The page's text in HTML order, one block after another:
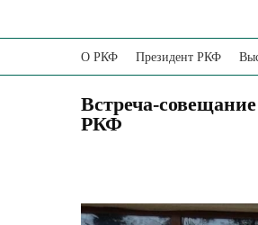
О РКФ Президент РКФ
Встреча-
РКФ
View